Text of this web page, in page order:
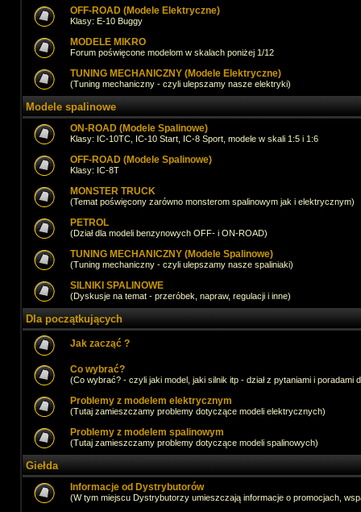
OFF-ROAD (Modele Elektryczne)
Klasy: E-10 Buggy
MODELE MIKRO
Forum poświęcone modelom w skalach poniżej 1/12
TUNING MECHANICZNY (Modele Elektryczne)
(Tuning mechaniczny - czyli ulepszamy nasze elektryki)
Modele spalinowe
ON-ROAD (Modele Spalinowe)
Klasy: IC-10TC, IC-10 Start, IC-8 Sport, modele w skali 1:5 i 1:6
OFF-ROAD (Modele Spalinowe)
Klasy: IC-8T
MONSTER TRUCK
(Temat poświęcony zarówno monsterom spalinowym jak i elektrycznym)
PETROL
(Dział dla modeli benzynowych OFF- i ON-ROAD)
TUNING MECHANICZNY (Modele Spalinowe)
(Tuning mechaniczny - czyli ulepszamy nasze spaliniaki)
SILNIKI SPALINOWE
(Dyskusje na temat - przeróbek, napraw, regulacji i inne)
Dla początkujących
Jak zacząć ?
Co wybrać?
(Co wybrać? - czyli jaki model, jaki silnik itp - dział z pytaniami i poradami
Problemy z modelem elektrycznym
(Tutaj zamieszczamy problemy dotyczące modeli elektrycznych)
Problemy z modelem spalinowym
(Tutaj zamieszczamy problemy dotyczące modeli spalinowych)
Giełda
Informacje od Dystrybutorów
(W tym miejscu Dystrybutorzy umieszczają informacje o promocjach,